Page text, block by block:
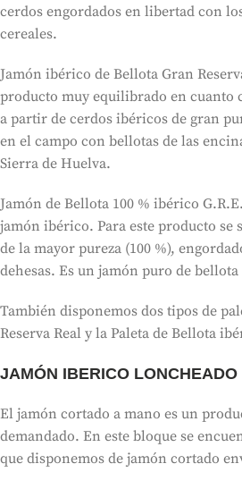
cerdos engordados en libertad con
cereales.
Jamón ibérico de Bellota Gran
producto muy equilibrado en cuanto
a partir de cerdos ibéricos de gran
en el campo con bellotas de las
Sierra de Huelva.
Jamón de Bellota 100 % ibérico
jamón ibérico. Para este producto se
de la mayor pureza (100 %),
dehesas. Es un jamón puro de bellota
También disponemos dos tipos de
Reserva Real y la Paleta de Bellota
JAMÓN IBERICO LONCHEADO
El jamón cortado a mano es un
demandado. En este bloque se
que disponemos de jamón cortado